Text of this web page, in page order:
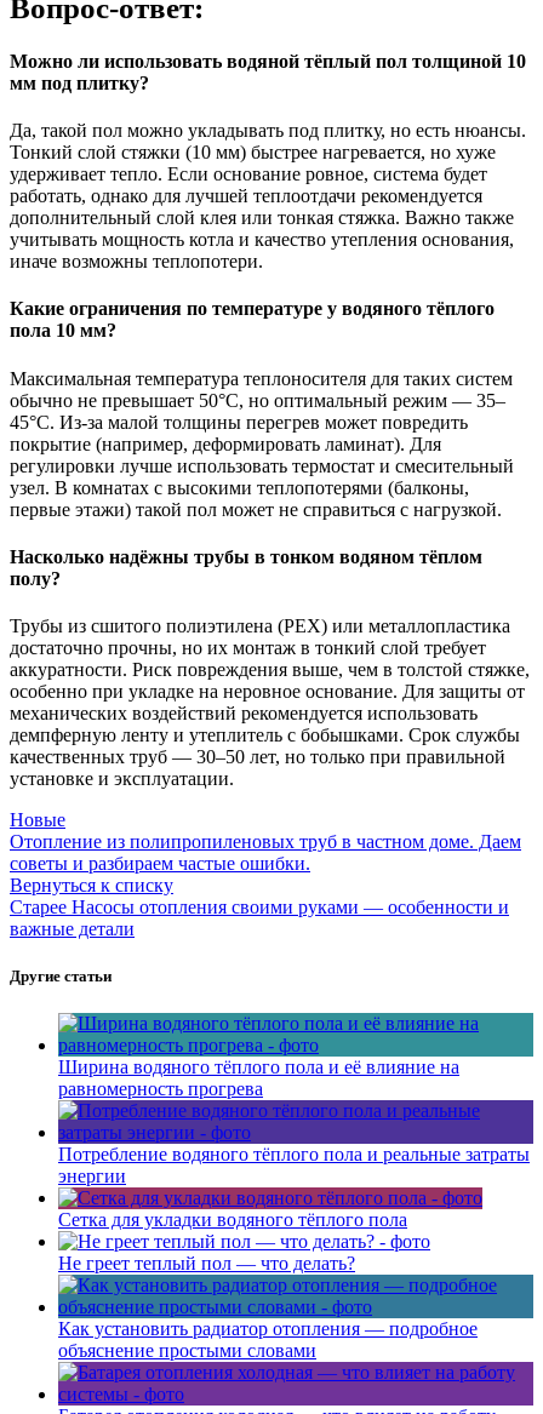
Можно ли использовать водяной тёплый пол толщиной 10
мм под плитку?
Да, такой пол можно укладывать под плитку, но есть нюансы.
Тонкий слой стяжки (10 мм) быстрее нагревается, но хуже
удерживает тепло. Если основание ровное, система будет
работать, однако для лучшей теплоотдачи рекомендуется
дополнительный слой клея или тонкая стяжка. Важно также
учитывать мощность котла и качество утепления основания,
иначе возможны теплопотери.
Какие ограничения по температуре у водяного тёплого
пола 10 мм?
Максимальная температура теплоносителя для таких систем
обычно не превышает 50°C, но оптимальный режим — 35–
45°C. Из-за малой толщины перегрев может повредить
покрытие (например, деформировать ламинат). Для
регулировки лучше использовать термостат и смесительный
узел. В комнатах с высокими теплопотерями (балконы,
первые этажи) такой пол может не справиться с нагрузкой.
Насколько надёжны трубы в тонком водяном тёплом
полу?
Трубы из сшитого полиэтилена (PEX) или металлопластика
достаточно прочны, но их монтаж в тонкий слой требует
аккуратности. Риск повреждения выше, чем в толстой стяжке,
особенно при укладке на неровное основание. Для защиты от
механических воздействий рекомендуется использовать
демпферную ленту и утеплитель с бобышками. Срок службы
качественных труб — 30–50 лет, но только при правильной
установке и эксплуатации.
Новые
Отопление из полипропиленовых труб в частном доме. Даем
советы и разбираем частые ошибки.
Вернуться к списку
Старее Насосы отопления своими руками — особенности и
важные детали
Другие статьи
Ширина водяного тёплого пола и её влияние на
равномерность прогрева
Потребление водяного тёплого пола и реальные затраты
энергии
Сетка для укладки водяного тёплого пола
Не греет теплый пол — что делать?
Как установить радиатор отопления — подробное
объяснение простыми словами